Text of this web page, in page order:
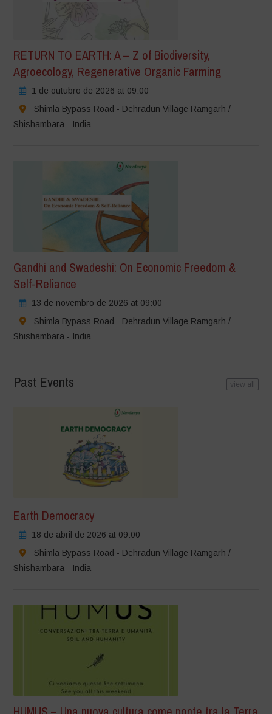
RETURN TO EARTH: A – Z of Biodiversity,
Agroecology, Regenerative Organic Farming
1 de outubro de 2026 at 09:00
Shimla Bypass Road - Dehradun Village Ramgarh /
Shishambara - India
Gandhi and Swadeshi: On Economic Freedom &
Self-Reliance
13 de novembro de 2026 at 09:00
Shimla Bypass Road - Dehradun Village Ramgarh /
Shishambara - India
Past Events view all
Earth Democracy
18 de abril de 2026 at 09:00
Shimla Bypass Road - Dehradun Village Ramgarh /
Shishambara - India